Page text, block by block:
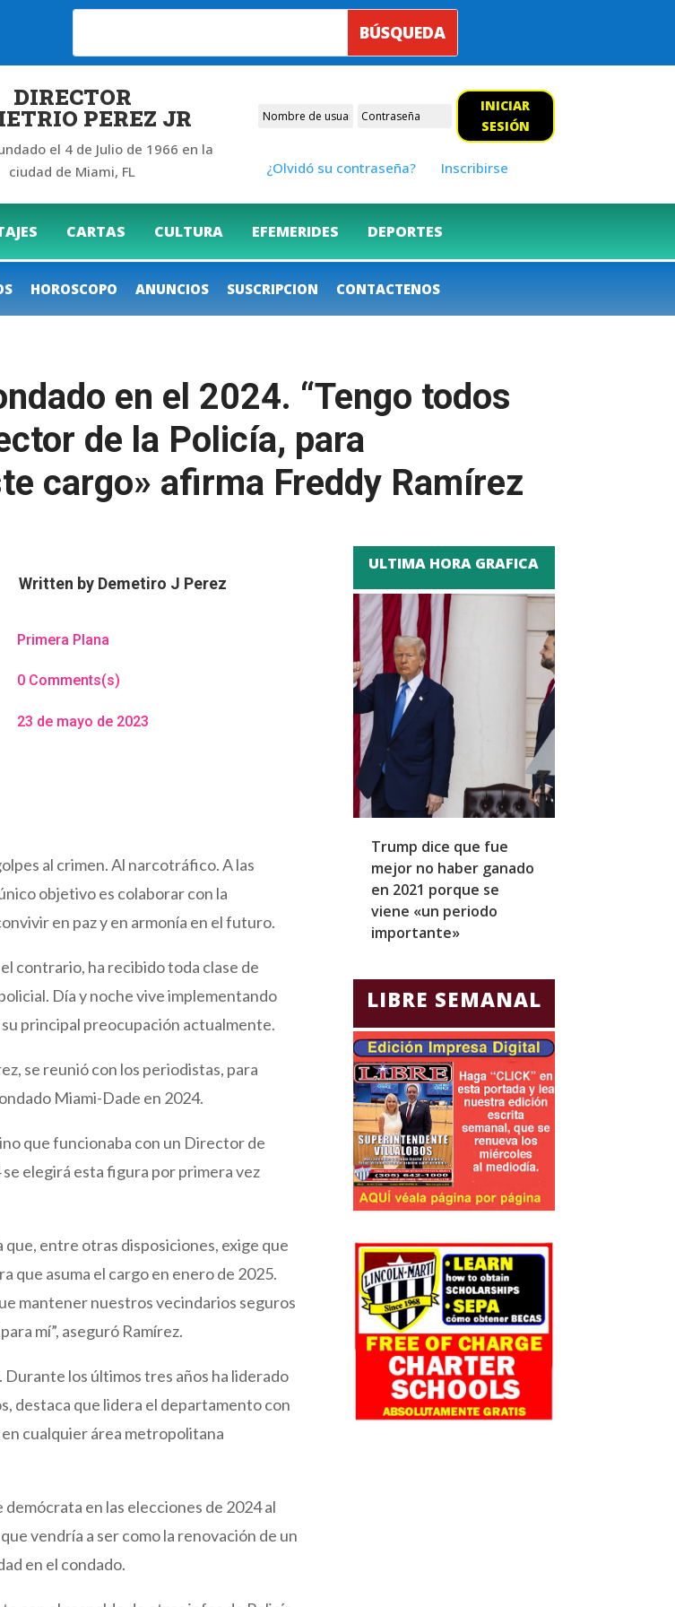
DIRECTOR
PEREZ JR
el 4 de Julio de 1966 en la
ciudad de Miami, FL
INICIAR
SESIÓN
¿Olvidó su contraseña? Inscribirse
CARTAS CULTURA EFEMERIDES DEPORTES
HOROSCOPO ANUNCIOS SUSCRIPCION CONTACTENOS
en el 2024. “Tengo todos
de la Policía, para
cargo» afirma Freddy Ramírez
Written by Demetiro J Perez
Primera Plana
0 Comments(s)
23 de mayo de 2023
al crimen. Al narcotráfico. A las
objetivo es colaborar con la
en paz y en armonía en el futuro.
contrario, ha recibido toda clase de
Día y noche vive implementando
principal preocupación actualmente.
se reunió con los periodistas, para
Miami-Dade en 2024.
que funcionaba con un Director de
elegirá esta figura por primera vez
entre otras disposiciones, exige que
que asuma el cargo en enero de 2025.
mantener nuestros vecindarios seguros
mí”, aseguró Ramírez.
Durante los últimos tres años ha liderado
destaca que lidera el departamento con
en cualquier área metropolitana
en las elecciones de 2024 al
vendría a ser como la renovación de un
en el condado.
ULTIMA HORA GRAFICA
Trump dice que fue
mejor no haber ganado
en 2021 porque se
viene «un periodo
importante»
LIBRE SEMANAL